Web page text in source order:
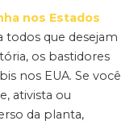
nos Estados
todos que desejam
os bastidores
nos EUA. Se você
ativista ou
da planta,